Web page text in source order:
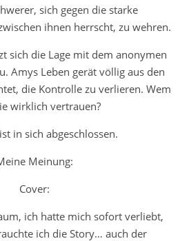
sich gegen die starke
ihnen herrscht, zu wehren.
sich die Lage mit dem anonymen
Amys Leben gerät völlig aus den
die Kontrolle zu verlieren. Wem
wirklich vertrauen?
in sich abgeschlossen.
Meinung:
Cover:
ich hatte mich sofort verliebt,
ich die Story… auch der